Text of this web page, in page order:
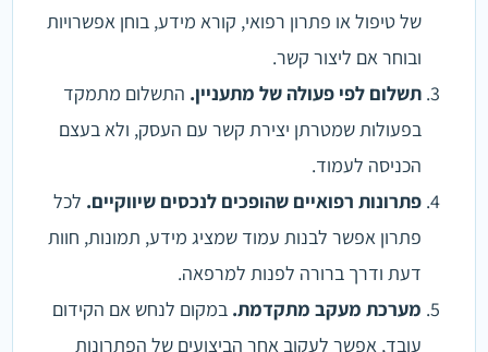
של טיפול או פתרון רפואי, קורא מידע, בוחן אפשרויות
ובוחר אם ליצור קשר.
תשלום לפי פעולה של מתעניין. התשלום מתמקד
בפעולות שמטרתן יצירת קשר עם העסק, ולא בעצם
הכניסה לעמוד.
פתרונות רפואיים שהופכים לנכסים שיווקיים. לכל
פתרון אפשר לבנות עמוד שמציג מידע, תמונות, חוות
דעת ודרך ברורה לפנות למרפאה.
מערכת מעקב מתקדמת. במקום לנחש אם הקידום
עובד, אפשר לעקוב אחר הביצועים של הפתרונות